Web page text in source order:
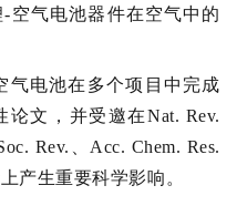
-空气电池器件在空气中的
气电池在多个项目中完成
论文，并受邀在Nat. Rev.
Rev. 、Acc. Chem. Res.
产生重要科学影响。